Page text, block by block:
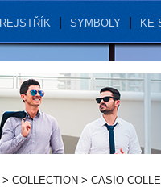
REJSTŘÍK SYMBOLY KE
> COLLECTION > CASIO